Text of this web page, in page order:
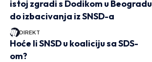
istoj zgradi s Dodikom u Beogradu
do izbacivanja iz SNSD-a
DIREKT
Hoće li SNSD u koaliciju sa SDS-
om?